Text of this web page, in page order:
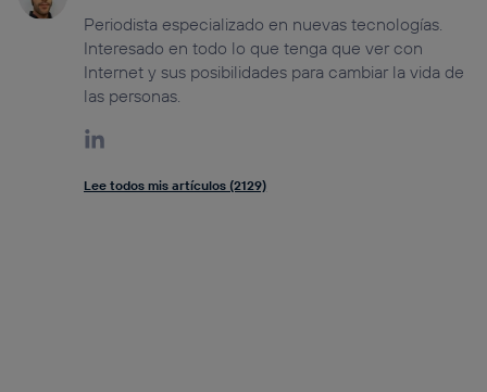
Periodista especializado en nuevas tecnologías.
Interesado en todo lo que tenga que ver con
Internet y sus posibilidades para cambiar la vida de
las personas.
Lee todos mis artículos (2129)